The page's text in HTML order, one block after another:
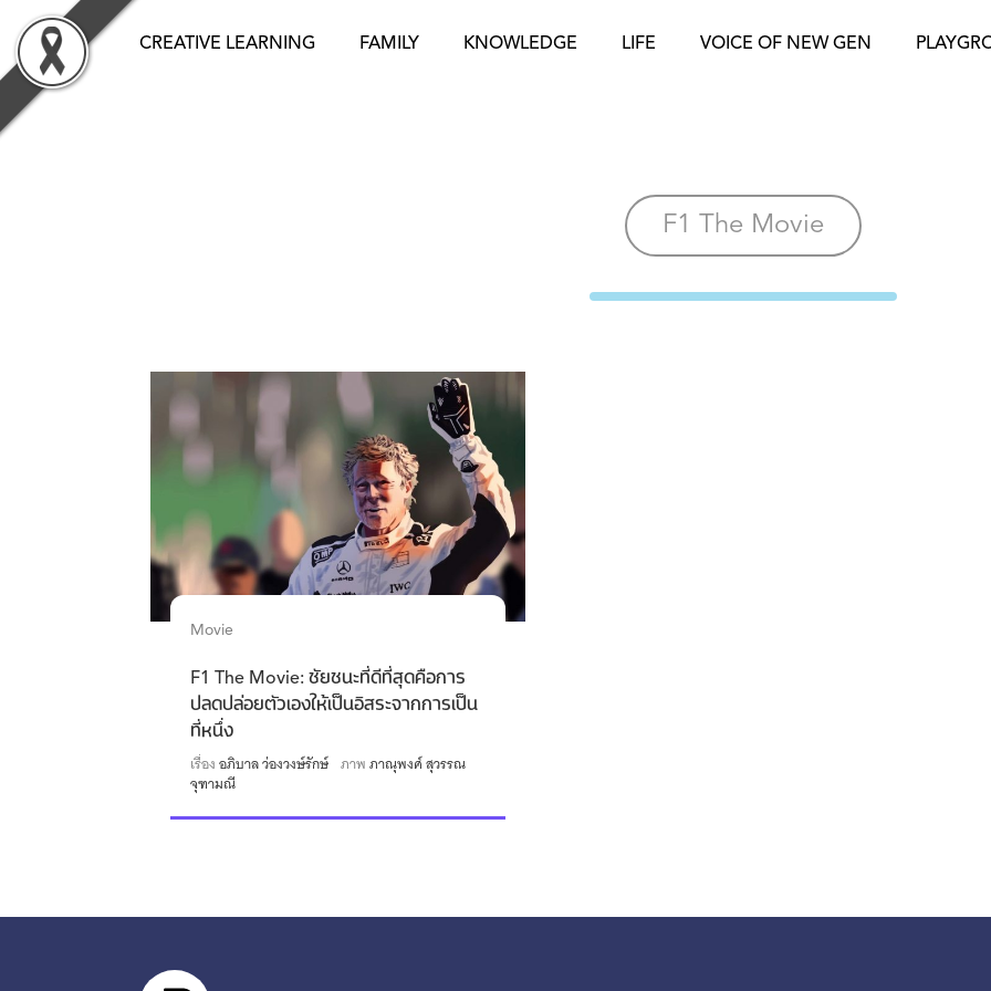
content
CREATIVE LEARNING FAMILY KNOWLEDGE LIFE VOICE OF NEW GEN
F1 The Movie
Movie
F1 The Movie: ชัยชนะที่ดีที่สุดคือการ
ปลดปล่อยตัวเองให้เป็นอิสระจากการเป็น
ที่หนึ่ง
เรื่องอภิบาล ว่องวงษ์รักษ์ ภาพภาณุพงศ์ สุวรรณ
จุฑามณี